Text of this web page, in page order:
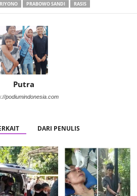
PRABOWO SANDI RASIS
Putra
podiumindonesia.com
DARI PENULIS